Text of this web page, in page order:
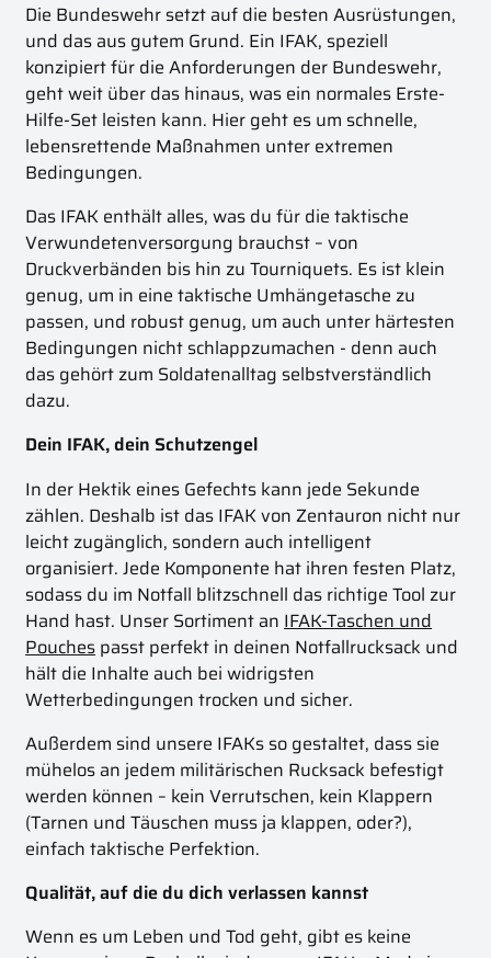
Die Bundeswehr setzt auf die besten Ausrüstungen,
und das aus gutem Grund. Ein IFAK, speziell
konzipiert für die Anforderungen der Bundeswehr,
geht weit über das hinaus, was ein normales Erste-
Hilfe-Set leisten kann. Hier geht es um schnelle,
lebensrettende Maßnahmen unter extremen
Bedingungen.
Das IFAK enthält alles, was du für die taktische
Verwundetenversorgung brauchst – von
Druckverbänden bis hin zu Tourniquets. Es ist klein
genug, um in eine taktische Umhängetasche zu
passen, und robust genug, um auch unter härtesten
Bedingungen nicht schlappzumachen - denn auch
das gehört zum Soldatenalltag selbstverständlich
dazu.
Dein IFAK, dein Schutzengel
In der Hektik eines Gefechts kann jede Sekunde
zählen. Deshalb ist das IFAK von Zentauron nicht nur
leicht zugänglich, sondern auch intelligent
organisiert. Jede Komponente hat ihren festen Platz,
sodass du im Notfall blitzschnell das richtige Tool zur
Hand hast. Unser Sortiment an IFAK-Taschen und
Pouches passt perfekt in deinen Notfallrucksack und
hält die Inhalte auch bei widrigsten
Wetterbedingungen trocken und sicher.
Außerdem sind unsere IFAKs so gestaltet, dass sie
mühelos an jedem militärischen Rucksack befestigt
werden können – kein Verrutschen, kein Klappern
(Tarnen und Täuschen muss ja klappen, oder?),
einfach taktische Perfektion.
Qualität, auf die du dich verlassen kannst
Wenn es um Leben und Tod geht, gibt es keine